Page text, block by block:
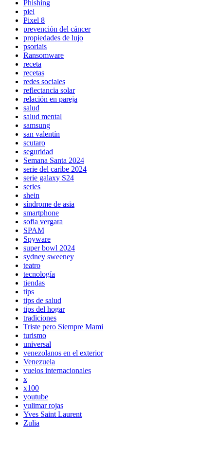
Phishing
piel
Pixel 8
prevención del cáncer
propiedades de lujo
psoriais
Ransomware
receta
recetas
redes sociales
reflectancia solar
relación en pareja
salud
salud mental
samsung
san valentín
scutaro
seguridad
Semana Santa 2024
serie del caribe 2024
serie galaxy S24
series
shein
síndrome de asia
smartphone
sofia vergara
SPAM
Spyware
super bowl 2024
sydney sweeney
teatro
tecnología
tiendas
tips
tips de salud
tips del hogar
tradiciones
Triste pero Siempre Mami
turismo
universal
venezolanos en el exterior
Venezuela
vuelos internacionales
x
x100
youtube
yulimar rojas
Yves Saint Laurent
Zulia